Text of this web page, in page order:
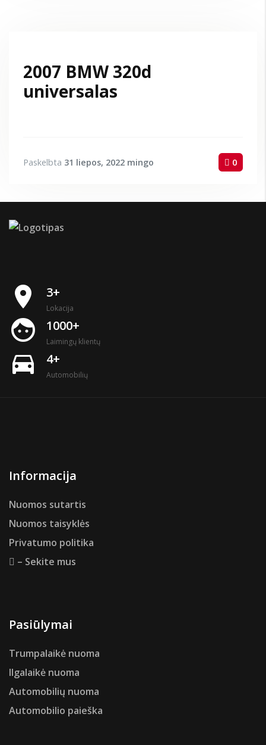
2007 BMW 320d
universalas
Paskelbta 31 liepos, 2022 mingo 0
place 3+
Lokacija
face 1000+
Laimingų klientų
directions_car 4+
Automobilių
Informacija
Nuomos sutartis
Nuomos taisyklės
Privatumo politika
– Sekite mus
Pasiūlymai
Trumpalaikė nuoma
Ilgalaikė nuoma
Automobilių nuoma
Automobilio paieška